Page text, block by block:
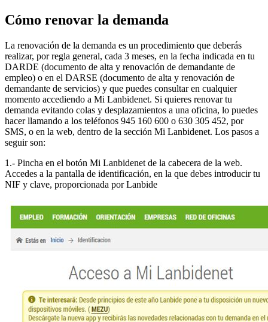
Cómo renovar la demanda
La renovación de la demanda es un procedimiento que deberás
realizar, por regla general, cada 3 meses, en la fecha indicada en tu
DARDE (documento de alta y renovación de demandante de
empleo) o en el DARSE (documento de alta y renovación de
demandante de servicios) y que puedes consultar en cualquier
momento accediendo a Mi Lanbidenet. Si quieres renovar tu
demanda evitando colas y desplazamientos a una oficina, lo puedes
hacer llamando a los teléfonos 945 160 600 o 630 305 452, por
SMS, o en la web, dentro de la sección Mi Lanbidenet. Los pasos a
seguir son:
1.- Pincha en el botón Mi Lanbidenet de la cabecera de la web.
Accedes a la pantalla de identificación, en la que debes introducir tu
NIF y clave, proporcionada por Lanbide